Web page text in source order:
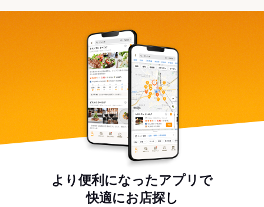
より便利になったアプリで
快適にお店探し